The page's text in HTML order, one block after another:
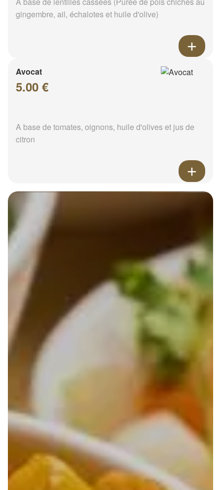
gingembre, ail, échalotes et huile d'olive)
Avocat
5.00 €
A base de tomates, oignons, huile d'olives et jus de
citron